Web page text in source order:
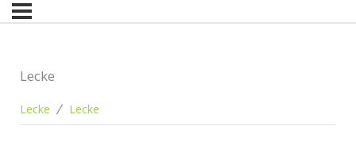
Lecke
Lecke Lecke